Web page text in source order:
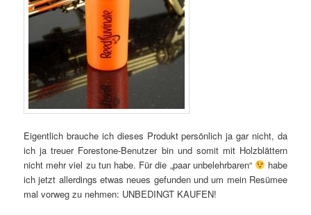
Eigentlich brauche ich dieses Produkt persönlich ja gar nicht, da
ich ja treuer Forestone-Benutzer bin und somit mit Holzblättern
nicht mehr viel zu tun habe. Für die „paar unbelehrbaren“
habe
ich jetzt allerdings etwas neues gefunden und um mein Resümee
mal vorweg zu nehmen: UNBEDINGT KAUFEN!